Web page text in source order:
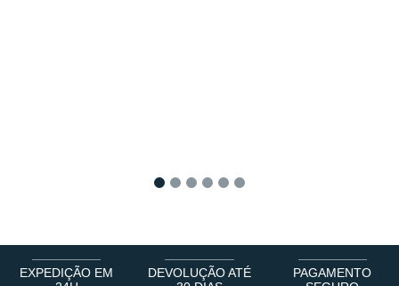
EXPEDIÇÃO EM
DEVOLUÇÃO ATÉ
PAGAMENTO